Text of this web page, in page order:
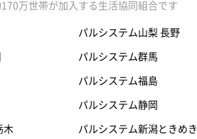
万世帯が加入する生活協同組合です
木
パルシステム山梨 長野
パルシステム群馬
パルシステム福島
パルシステム静岡
パルシステム新潟ときめき